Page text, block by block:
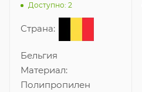
Доступно: 2
Страна:
Бельгия
Материал:
Полипропилен